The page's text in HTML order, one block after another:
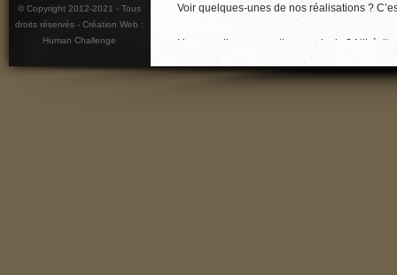
© Copyright 2012-2021 - Tous
droits réservés - Création Web :
Human Challenge
Voir quelques-unes de nos réalisations ?
Un conseil, une question, un devis ?